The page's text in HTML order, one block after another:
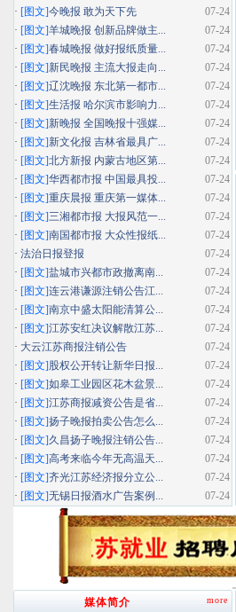
07-24
· [图文]今晚报 敢为天下先
07-24
· [图文]羊城晚报 创新品牌做主...
07-24
· [图文]春城晚报 做好报纸质量...
07-24
· [图文]新民晚报 主流大报走向...
07-24
· [图文]辽沈晚报 东北第一都市...
07-24
· [图文]生活报 哈尔滨市影响力...
07-24
· [图文]新晚报 全国晚报十强媒...
07-24
· [图文]新文化报 吉林省最具广...
07-24
· [图文]北方新报 内蒙古地区第...
07-24
· [图文]华西都市报 中国最具投...
07-24
· [图文]重庆晨报 重庆第一媒体...
07-24
· [图文]三湘都市报 大报风范一...
07-24
· [图文]南国都市报 大众性报纸...
07-24
· 法治日报登报
07-24
· [图文]盐城市兴都市政撤离南...
07-24
· [图文]连云港谦源注销公告江...
07-24
· [图文]南京中盛太阳能清算公...
07-24
· [图文]江苏安红决议解散江苏...
07-24
· 大云江苏商报注销公告
07-24
· [图文]股权公开转让新华日报...
07-24
· [图文]如皋工业园区花木盆景...
07-24
· [图文]江苏商报减资公告是省...
07-24
· [图文]扬子晚报拍卖公告怎么...
07-24
· [图文]久昌扬子晚报注销公告...
07-24
· [图文]高考来临今年无高温天...
07-24
· [图文]齐光江苏经济报分立公...
07-24
· [图文]无锡日报酒水广告案例...
more
媒体简介